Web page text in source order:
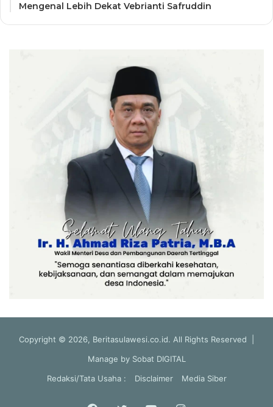
Mengenal Lebih Dekat Vebrianti Safruddin
Copyright © 2026, Beritasulawesi.co.id. All Rights Reserved |
Manage by Sobat DIGITAL
Redaksi/Tata Usaha :
Disclaimer Media Siber